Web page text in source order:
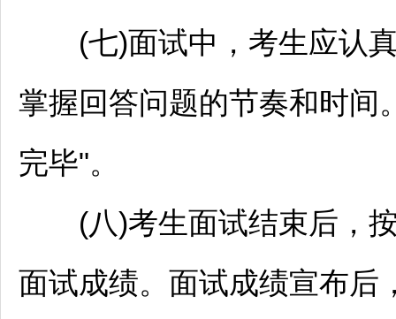
(七)面试中，考生应认真
掌握回答问题的节奏和时间
完毕"。
(八)考生面试结束后，按
面试成绩。面试成绩宣布后